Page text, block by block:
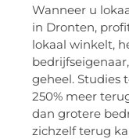
Wanneer u
in Dronten,
lokaal winkelt,
geheel. Studies
250% meer
dan grotere
zichzelf terug